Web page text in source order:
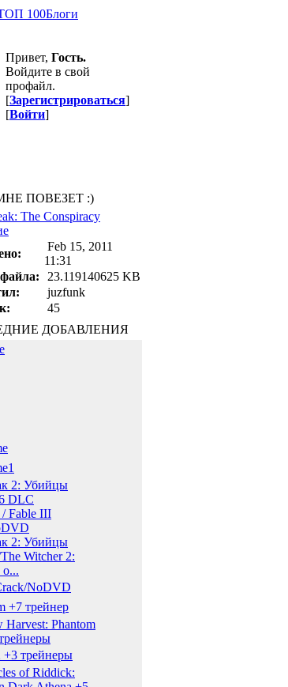
100Блоги
Привет, Гость.
Войдите в свой
профайл.
[Зарегистрироваться]
[Войти]
ПОВЕЗЕТ :)
The Conspiracy
Feb 15, 2011
11:31
23.119140625 KB
juzfunk
45
ДОБАВЛЕНИЯ
2: Убийцы
DLC
/ Fable III
2: Убийцы
Witcher 2:
o...
NoDVD
+7 трейнер
Harvest: Phantom
+3 трейнеры
of Riddick: